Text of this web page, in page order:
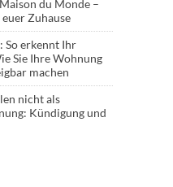
Maison du Monde –
Zuhause
So erkennt Ihr
Sie Ihre Wohnung
machen
nicht als
Kündigung und